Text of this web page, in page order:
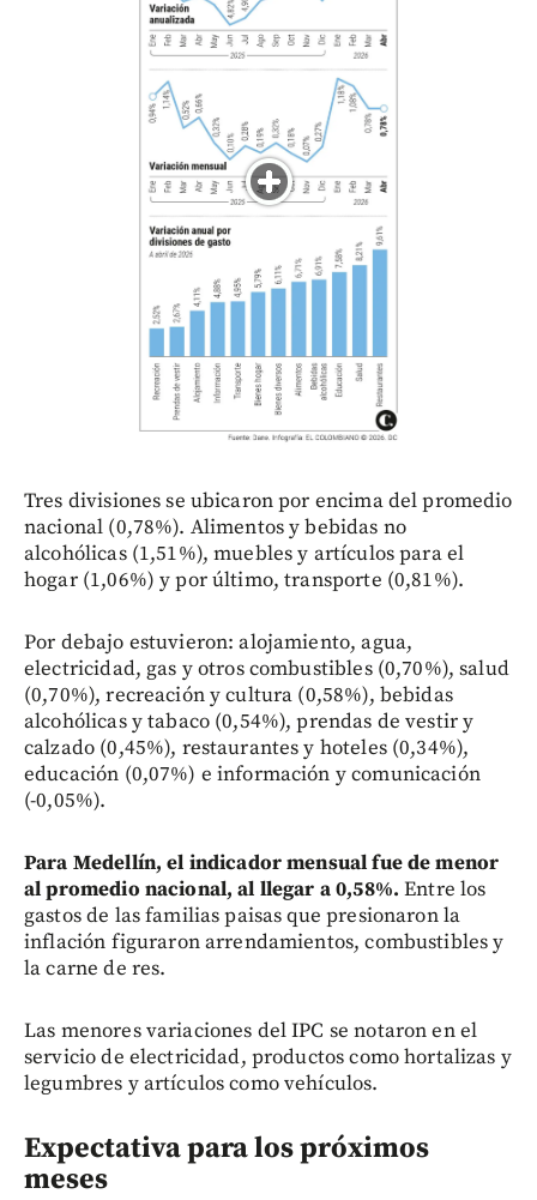
Tres divisiones se ubicaron por encima del promedio
nacional (0,78%). Alimentos y bebidas no
alcohólicas (1,51%), muebles y artículos para el
hogar (1,06%) y por último, transporte (0,81%).
Por debajo estuvieron: alojamiento, agua,
electricidad, gas y otros combustibles (0,70%), salud
(0,70%), recreación y cultura (0,58%), bebidas
alcohólicas y tabaco (0,54%), prendas de vestir y
calzado (0,45%), restaurantes y hoteles (0,34%),
educación (0,07%) e información y comunicación
(-0,05%).
Para Medellín, el indicador mensual fue de menor
al promedio nacional, al llegar a 0,58%. Entre los
gastos de las familias paisas que presionaron la
inflación figuraron arrendamientos, combustibles y
la carne de res.
Las menores variaciones del IPC se notaron en el
servicio de electricidad, productos como hortalizas y
legumbres y artículos como vehículos.
Expectativa para los próximos
meses